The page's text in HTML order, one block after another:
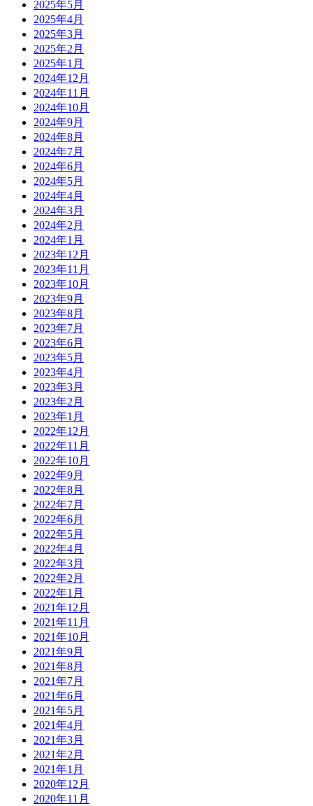
2025年5月
2025年4月
2025年3月
2025年2月
2025年1月
2024年12月
2024年11月
2024年10月
2024年9月
2024年8月
2024年7月
2024年6月
2024年5月
2024年4月
2024年3月
2024年2月
2024年1月
2023年12月
2023年11月
2023年10月
2023年9月
2023年8月
2023年7月
2023年6月
2023年5月
2023年4月
2023年3月
2023年2月
2023年1月
2022年12月
2022年11月
2022年10月
2022年9月
2022年8月
2022年7月
2022年6月
2022年5月
2022年4月
2022年3月
2022年2月
2022年1月
2021年12月
2021年11月
2021年10月
2021年9月
2021年8月
2021年7月
2021年6月
2021年5月
2021年4月
2021年3月
2021年2月
2021年1月
2020年12月
2020年11月